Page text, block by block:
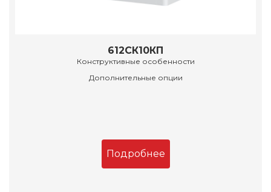
612СК10КП
Конструктивные особенности
Дополнительные опции
Подробнее